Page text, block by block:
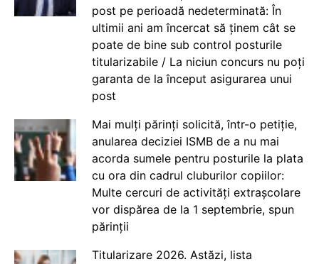
post pe perioadă nedeterminată: În
ultimii ani am încercat să ținem cât se
poate de bine sub control posturile
titularizabile / La niciun concurs nu poți
garanta de la început asigurarea unui
post
Mai mulți părinți solicită, într-o petiție,
anularea deciziei ISMB de a nu mai
acorda sumele pentru posturile la plata
cu ora din cadrul cluburilor copiilor:
Multe cercuri de activități extrașcolare
vor dispărea de la 1 septembrie, spun
părinții
Titularizare 2026. Astăzi, lista